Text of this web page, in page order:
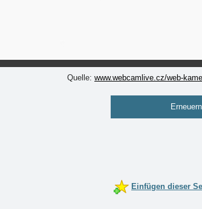
Quelle: www.webcamlive.cz/web-
Erneuern
Einfügen dieser